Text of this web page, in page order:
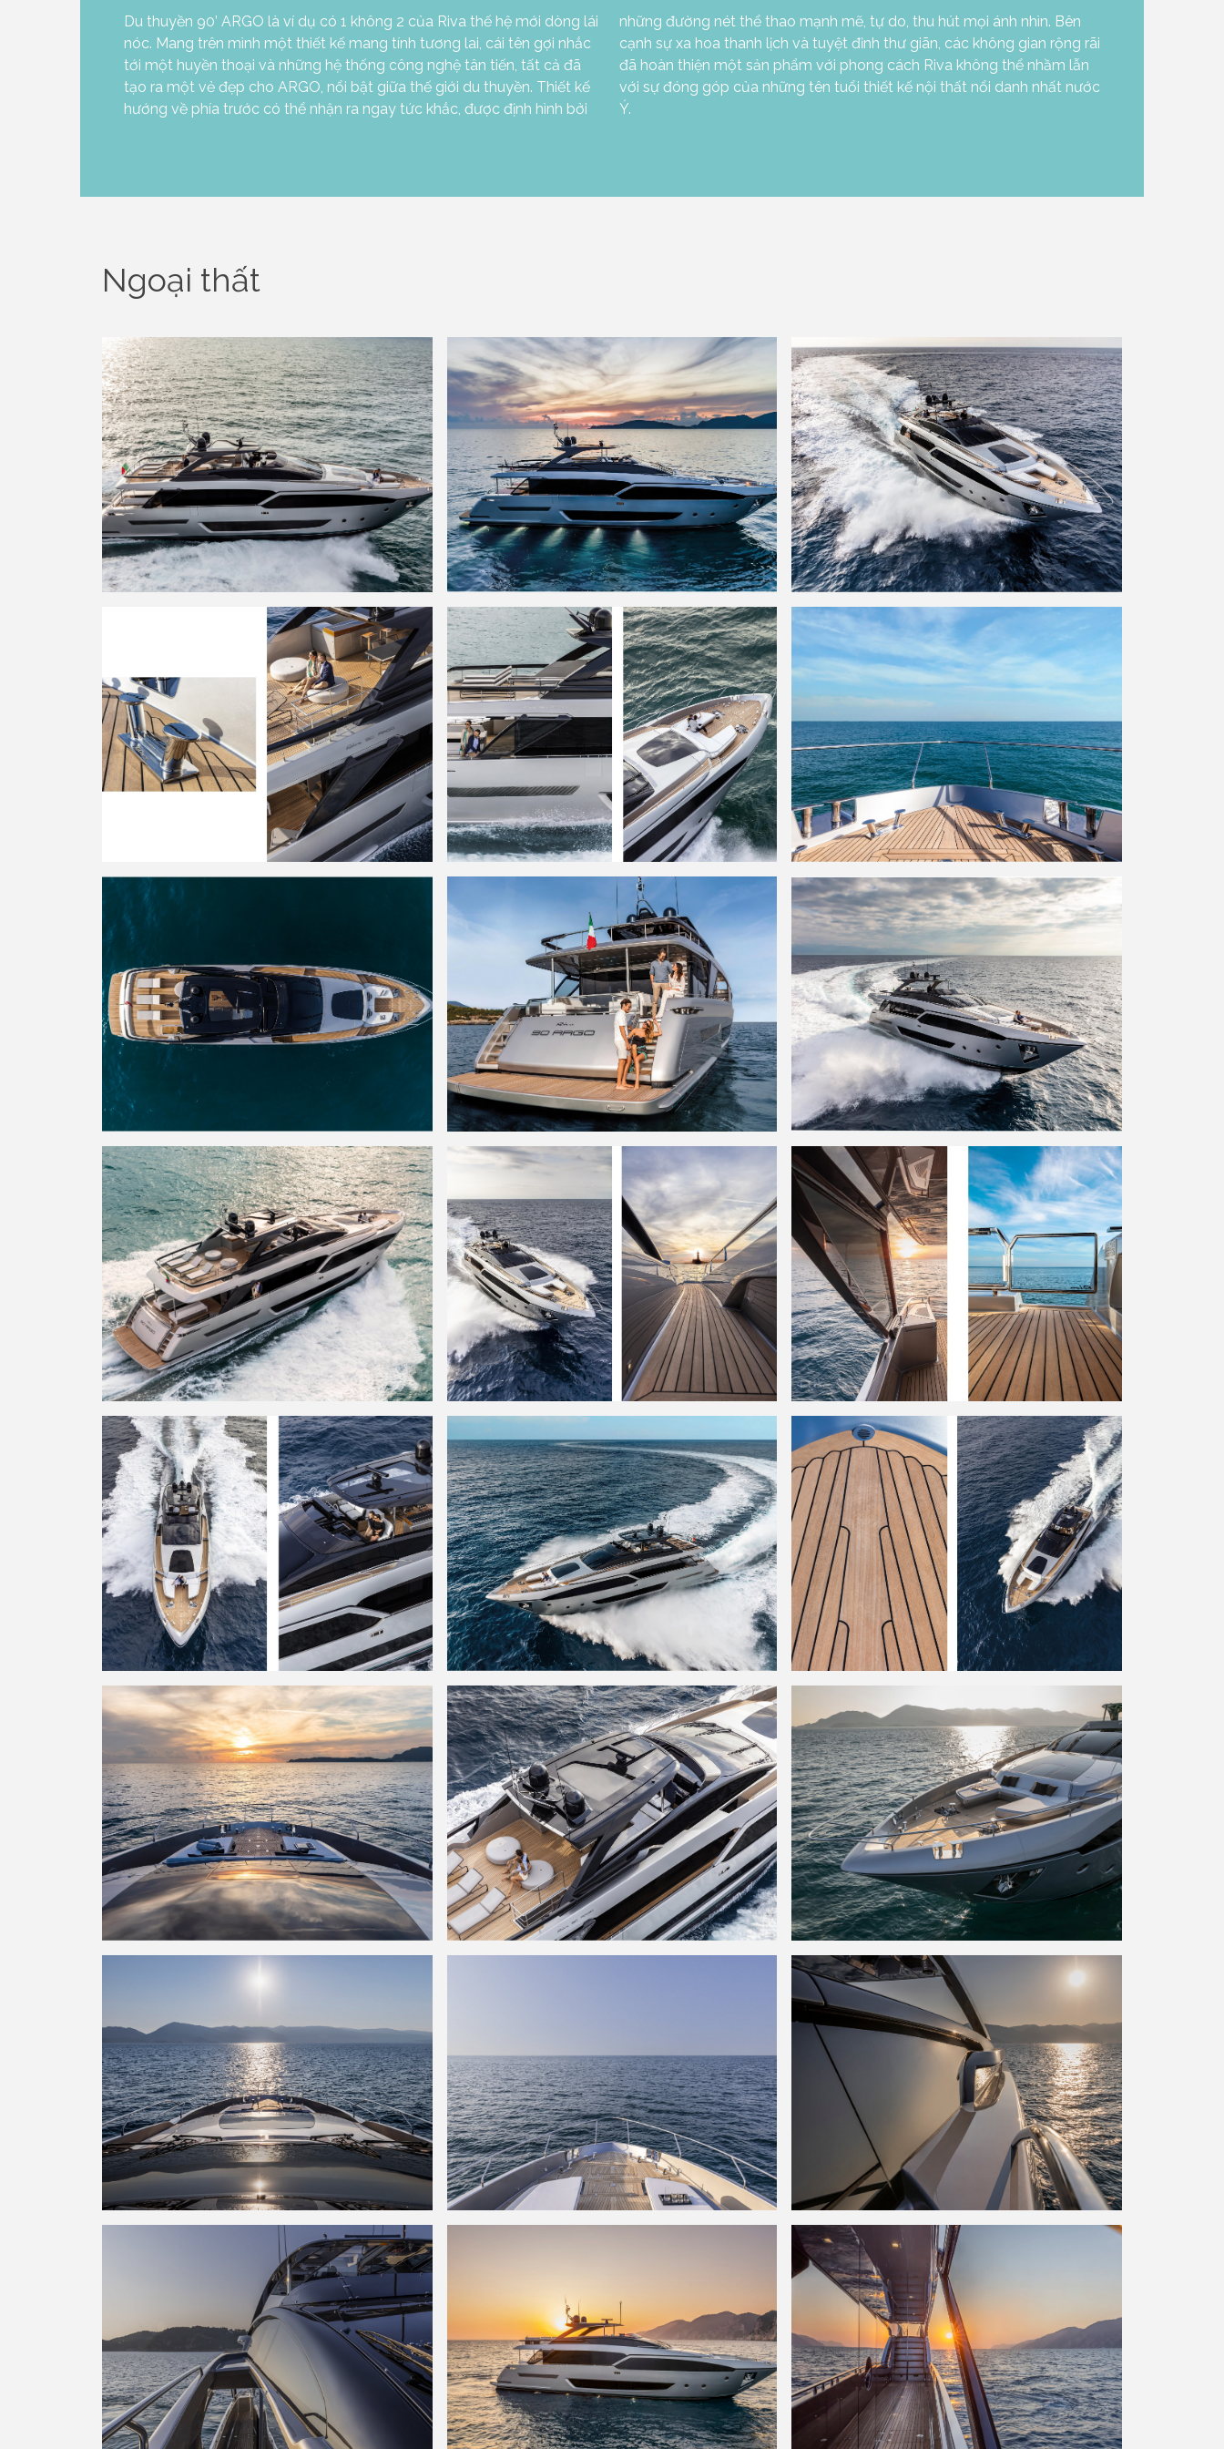
Du thuyền 90’ ARGO là ví dụ có 1 không 2 của Riva thế hệ mới dòng lái
nóc. Mang trên mình một thiết kế mang tính tương lai, cái tên gợi nhắc
tới một huyền thoại và những hệ thống công nghệ tân tiến, tất cả đã
tạo ra một vẻ đẹp cho ARGO, nổi bật giữa thế giới du thuyền. Thiết kế
hướng về phía trước có thể nhận ra ngay tức khắc, được định hình bởi
những đường nét thể thao mạnh mẽ, tự do, thu hút mọi ánh nhìn. Bên
cạnh sự xa hoa thanh lịch và tuyệt đỉnh thư giãn, các không gian rộng rãi
đã hoàn thiện một sản phẩm với phong cách Riva không thể nhầm lẫn
với sự đóng góp của những tên tuổi thiết kế nội thất nổi danh nhất nước
Ý.
Ngoại thất